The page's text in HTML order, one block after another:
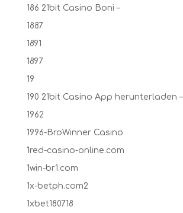
186 21bit Casino Boni –
1887
1891
1897
19
190 21bit Casino App herunterladen –
1962
1996-BroWinner Casino
1red-casino-online.com
1win-br1.com
1x-betph.com2
1xbet180718